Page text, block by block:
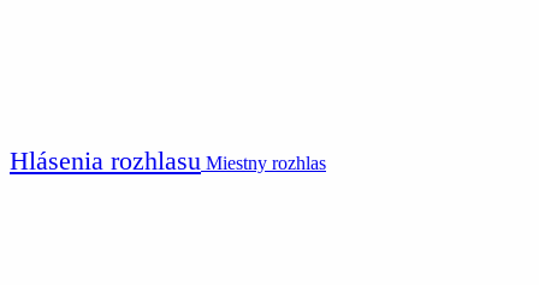
Hlásenia rozhlasu Miestny rozhlas